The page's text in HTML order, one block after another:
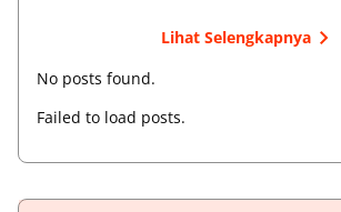
Lihat Selengkapnya
No posts found.
Failed to load posts.